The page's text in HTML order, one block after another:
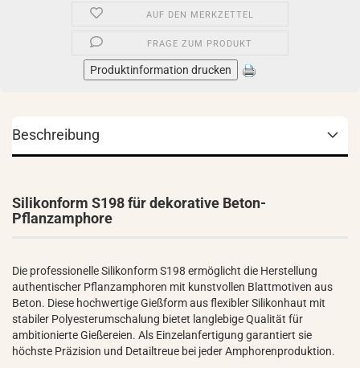
AUF DEN MERKZETTEL
FRAGE ZUM PRODUKT
Produktinformation drucken
Beschreibung
Silikonform S198 für dekorative Beton-
Pflanzamphore
Die professionelle Silikonform S198 ermöglicht die Herstellung
authentischer Pflanzamphoren mit kunstvollen Blattmotiven aus
Beton. Diese hochwertige Gießform aus flexibler Silikonhaut mit
stabiler Polyesterumschalung bietet langlebige Qualität für
ambitionierte Gießereien. Als Einzelanfertigung garantiert sie
höchste Präzision und Detailtreue bei jeder Amphorenproduktion.